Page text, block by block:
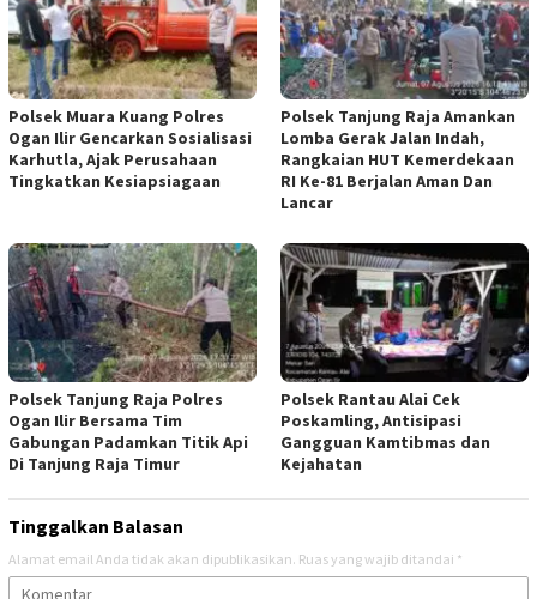
Polsek Muara Kuang Polres
Ogan Ilir Gencarkan Sosialisasi
Karhutla, Ajak Perusahaan
Tingkatkan Kesiapsiagaan
Polsek Tanjung Raja Amankan
Lomba Gerak Jalan Indah,
Rangkaian HUT Kemerdekaan
RI Ke-81 Berjalan Aman Dan
Lancar
Polsek Tanjung Raja Polres
Ogan Ilir Bersama Tim
Gabungan Padamkan Titik Api
Di Tanjung Raja Timur
Polsek Rantau Alai Cek
Poskamling, Antisipasi
Gangguan Kamtibmas dan
Kejahatan
Tinggalkan Balasan
Alamat email Anda tidak akan dipublikasikan. Ruas yang wajib ditandai *